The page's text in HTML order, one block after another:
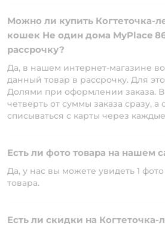
Можно ли купить Когтеточка-
кошек Не один дома MyPlace
рассрочку?
Да, в нашем интернет-магазине
данный товар в рассрочку. Для
Долями при оформлении заказа.
четверть от суммы заказа сразу, а
списываться с карты через
Есть ли фото товара на нашем
Да, у нас вы можете увидеть 1
товара.
Есть ли скидки на Когтеточка-